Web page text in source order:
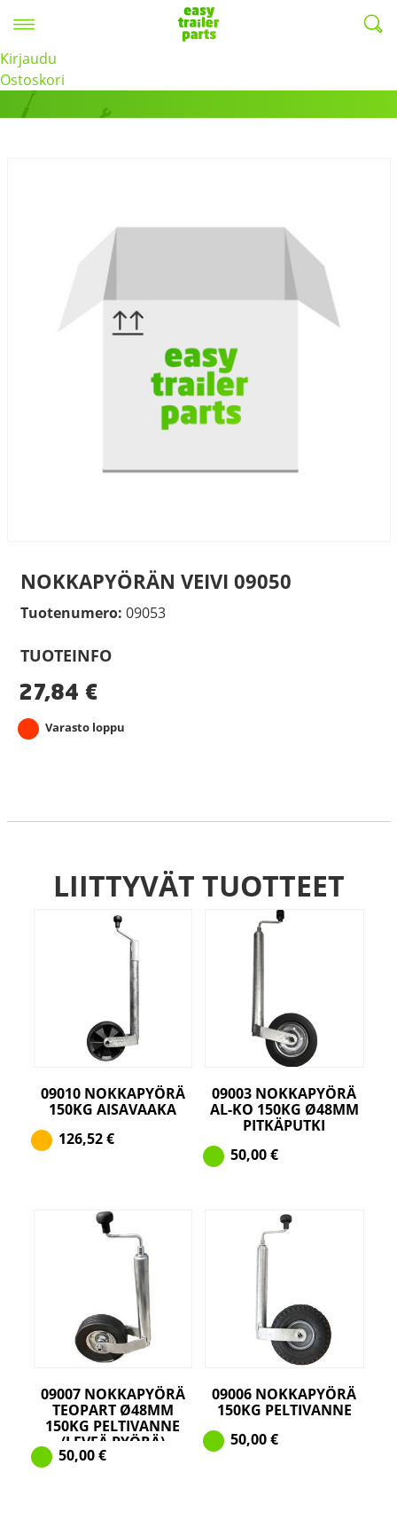
Kirjaudu
Ostoskori
Tuotteet
NOKKAPYÖRÄN VEIVI 09050
Tuotenumero: 09053
TUOTEINFO
27,84 €
Varasto loppu
LIITTYVÄT TUOTTEET
09010 NOKKAPYÖRÄ
150KG AISAVAAKA
126,52€
09003 NOKKAPYÖRÄ
AL-KO 150KG Ø48MM
PITKÄPUTKI
50,00€
09007 NOKKAPYÖRÄ
TEOPART Ø48MM
150KG PELTIVANNE
(LEVEÄ PYÖRÄ)
50,00€
09006 NOKKAPYÖRÄ
150KG PELTIVANNE
50,00€